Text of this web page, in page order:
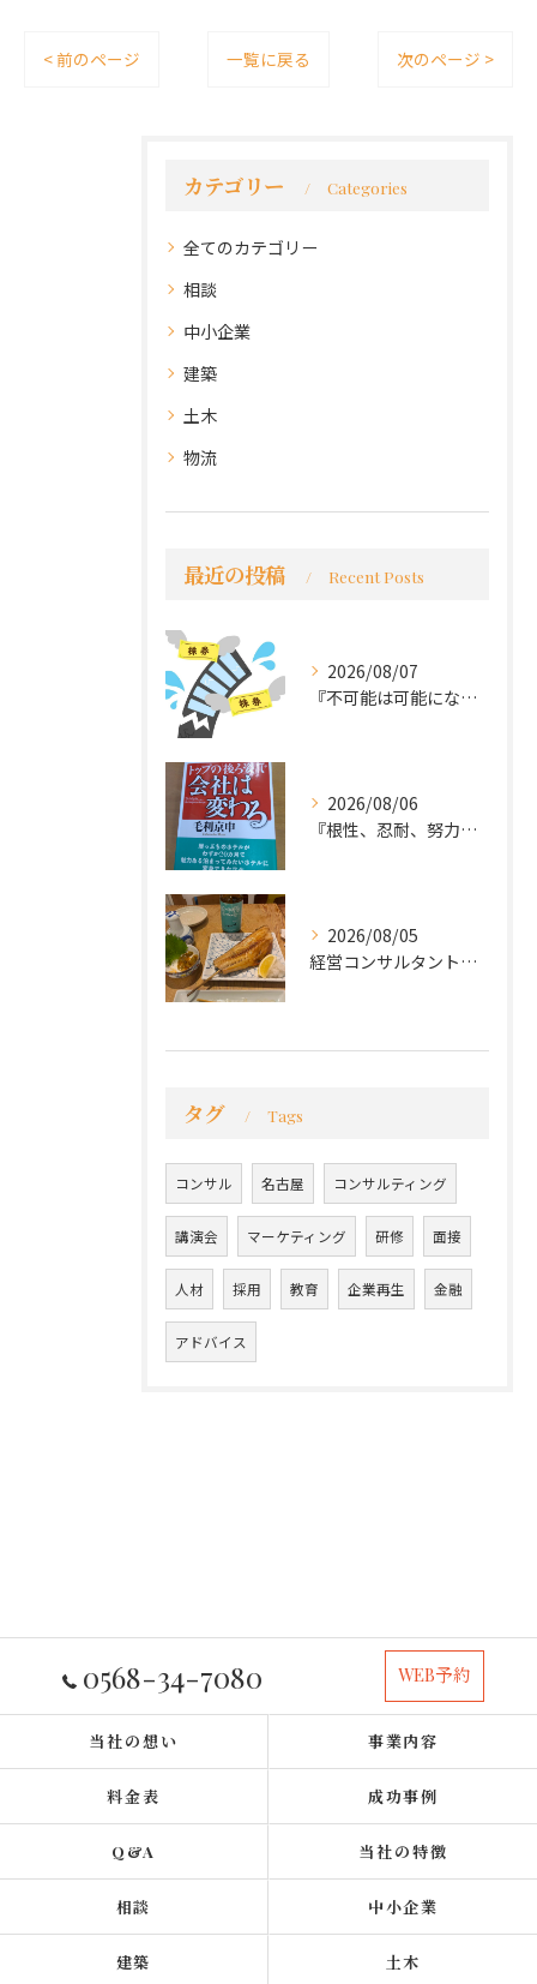
< 前のページ 一覧に戻る 次のページ >
カテゴリー Categories
全てのカテゴリー
相談
中小企業
建築
土木
物流
最近の投稿 Recent Posts
2026/08/07
『不可能は可能になる』
2026/08/06
『根性、忍耐、努力という言葉は死語なのか』
2026/08/05
経営コンサルタントのモーちゃん・毛利京申です。
タグ Tags
コンサル 名古屋 コンサルティング
講演会 マーケティング 研修 面接
人材 採用 教育 企業再生 金融
アドバイス
0568-34-7080 WEB予約
当社の想い 事業内容
料金表 成功事例
Q&A 当社の特徴
相談 中小企業
建築 土木